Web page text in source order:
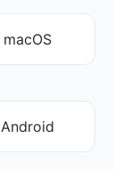
macOS
Android